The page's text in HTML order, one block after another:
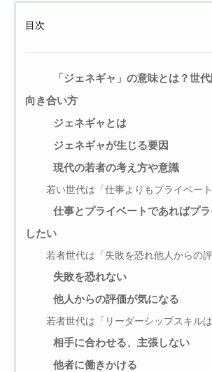
目次
「ジェネギャ」の意味とは？世
向き合い方
ジェネギャとは
ジェネギャが生じる要因
現代の若者の考え方や意識
若い世代は「仕事よりもプライベート
仕事とプライベートであればプ
したい
若者世代は「失敗を恐れ他人からの評
失敗を恐れない
他人からの評価が気になる
若者世代は「リーダーシップスキルは
相手に合わせる、主張しない
他者に働きかける